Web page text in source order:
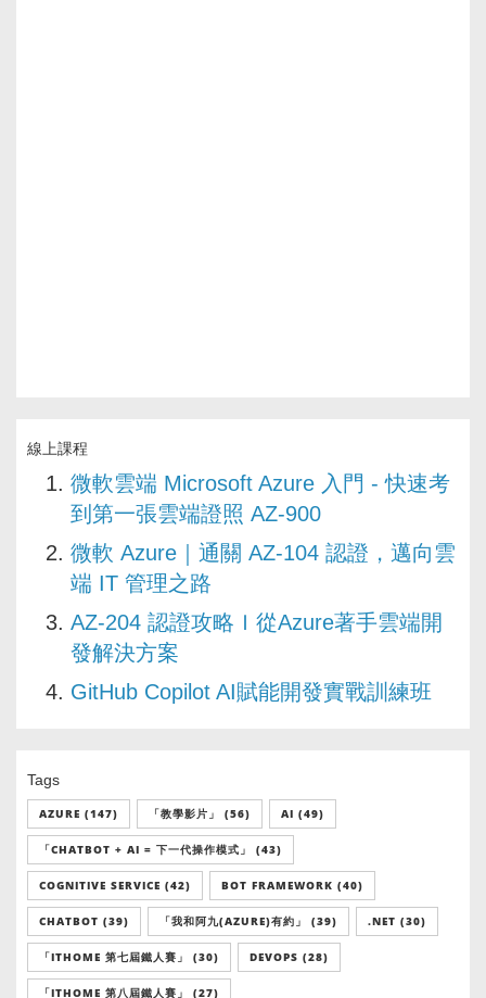
線上課程
微軟雲端 Microsoft Azure 入門 - 快速考
到第一張雲端證照 AZ-900
微軟 Azure｜通關 AZ-104 認證，邁向雲
端 IT 管理之路
AZ-204 認證攻略Ｉ從Azure著手雲端開
發解決方案
GitHub Copilot AI賦能開發實戰訓練班
Tags
AZURE (147) 「教學影片」 (56) AI (49)
「CHATBOT + AI = 下一代操作模式」 (43)
COGNITIVE SERVICE (42) BOT FRAMEWORK (40)
CHATBOT (39) 「我和阿九(AZURE)有約」 (39) .NET (30)
「ITHOME 第七屆鐵人賽」 (30) DEVOPS (28)
「ITHOME 第八屆鐵人賽」 (27)